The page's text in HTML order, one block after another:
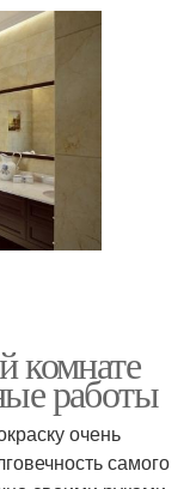
комнате
работы
очень
самого